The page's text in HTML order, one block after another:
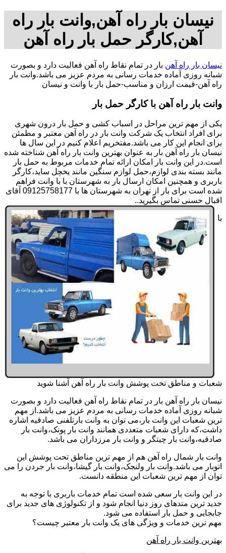
نیسان بار راه آهن,وانت بار راه
آهن,کارگر حمل بار راه آهن
نیسان بار راه آهن بار در تمام نقاط راه آهن فعالیت دارد و بصورت
شبانه روزی آماده خدمات رسانی به مردم عزیز می باشد.وانت بار
راه آهن-قیمت ارزان و مناسب-حمل بار با وانت و نیسان
وانت بار راه آهن با کارگر حمل بار
یکی از مهم ترین مراحل در اسباب کشی و حمل بار درون شهری
برای افراد انتخاب یک شرکت وانت بار در راه آهن معتبر و مطمئن
برای انجام این کار می باشد.مفتخریم اعلام کنیم در این سال ها
نیسان بار راه آهن بار به عنوان بهترین وانت بار راه آهن شناخته شده
است.در این وانت بار امکان ارائه تمام خدمات مربوط به حمل بار
مانند بسته بندی لوازم،حمل لوازم سنگین مانند یخچل ساید،کارگر
باربری و همچنین امکان ارسال بار به شهرستان با با وانت فراهم
شده است برای بار از تهران به شهرستان ها با 09125758177 آقای
اقبال حسنی تماس بگیرید..
با
شعبات و مناطق تخت پوشش وانت بار راه آهن آشنا شوید
نیسان بار راه آهن بار در تمام نقاط راه آهن فعالیت دارد و بصورت
شبانه روزی آماده خدمات رسانی به مردم عزیز می باشد.از مهم
ترین شعبات این وانت بار،می توان به وانت بارتلفنی صادقیه اشاره
داشت،که دارای شعبات متعددی همانند وانت بار پونک،وانت بار
صادقیه،وانت بار چیتگر و وانت بار مرزداران می باشد.
وانت بار شمال راه آهن هم از مهم ترین مناطق تحت پوشش این
اتوبار می باشد.وانت بار ولنجک،وانت بار گیشا،وانت بار جردن را می
توان از مهم ترین شعبات این منطقه دانست.
در این وانت بار سعی شده است تمام خدمات باربری با توجه به
جدید ترین متدهای روز دنیا انجام شود و از تکنولوژی های جدید برای
جابجایی و حمل بار استفاده می شود.
مهم ترین خدمات و ویژگی های یک وانت بار معتبر چیست؟
بهترین وانت بار راه آهن